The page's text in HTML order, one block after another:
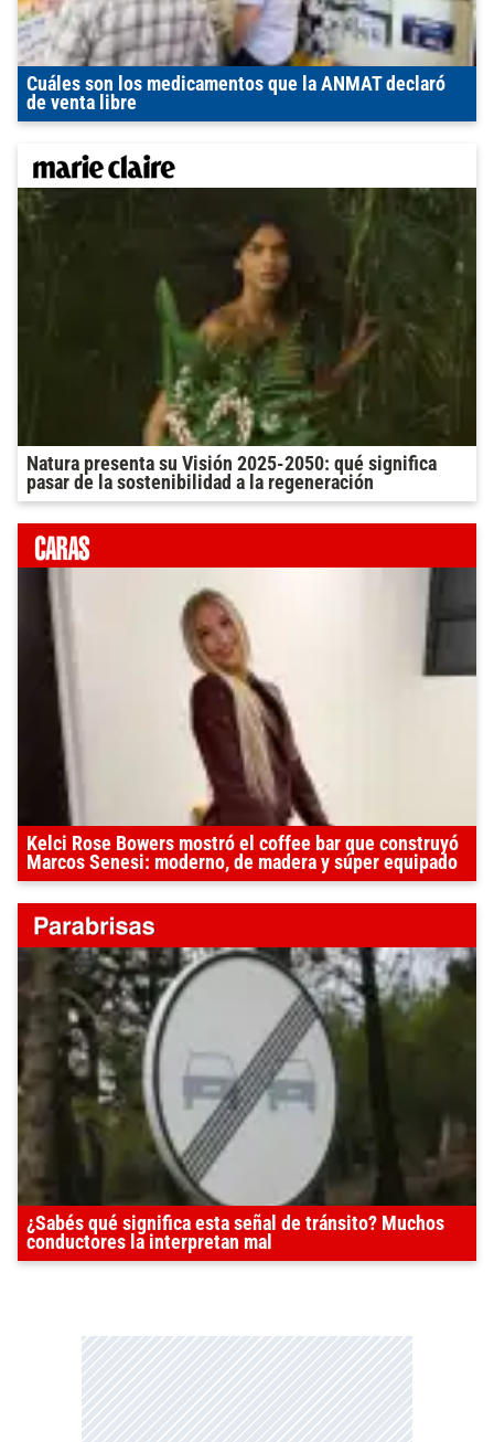
Cuáles son los medicamentos que la ANMAT declaró
de venta libre
Natura presenta su Visión 2025-2050: qué significa
pasar de la sostenibilidad a la regeneración
Kelci Rose Bowers mostró el coffee bar que construyó
Marcos Senesi: moderno, de madera y súper equipado
¿Sabés qué significa esta señal de tránsito? Muchos
conductores la interpretan mal